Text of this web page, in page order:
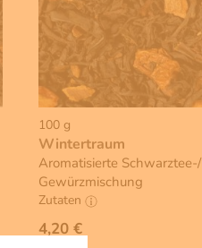
100 g
Wintertraum
Aromatisierte Schwarztee-/
Gewürzmischung
Zutaten
4,20 €